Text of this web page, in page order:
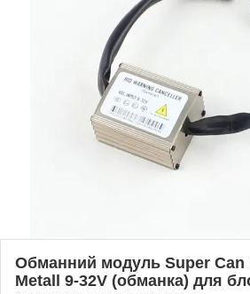
Обманний модуль Super Can
Metall 9-32V (обманка) для